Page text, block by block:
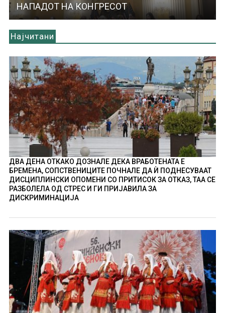
НАПАДОТ НА КОНГРЕСОТ
Најчитани
ДВА ДЕНА ОТКАКО ДОЗНАЛЕ ДЕКА ВРАБОТЕНАТА Е
БРЕМЕНА, СОПСТВЕНИЦИТЕ ПОЧНАЛЕ ДА Ѝ ПОДНЕСУВААТ
ДИСЦИПЛИНСКИ ОПОМЕНИ СО ПРИТИСОК ЗА ОТКАЗ, ТАА СЕ
РАЗБОЛЕЛА ОД СТРЕС И ГИ ПРИЈАВИЛА ЗА
ДИСКРИМИНАЦИЈА